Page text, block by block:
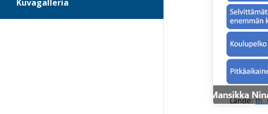
Kuvagalleria